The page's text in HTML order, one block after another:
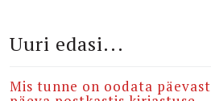
Uuri edasi...
Mis tunne on oodata päevast